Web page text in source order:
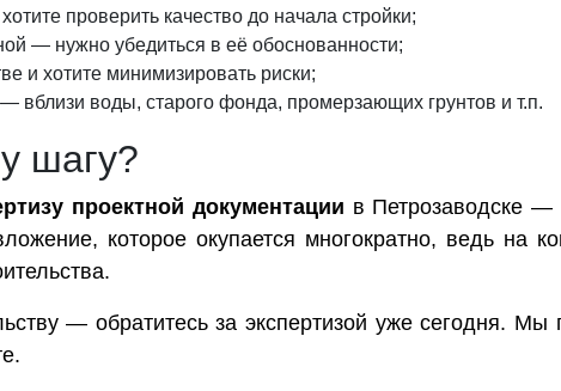
проверить качество до начала стройки;
— нужно убедиться в её обоснованности;
и хотите минимизировать риски;
вблизи воды, старого фонда, промерзающих грунтов и т.п.
шагу?
проектной документации в Петрозаводске —
которое окупается многократно, ведь на
— обратитесь за экспертизой уже сегодня. Мы